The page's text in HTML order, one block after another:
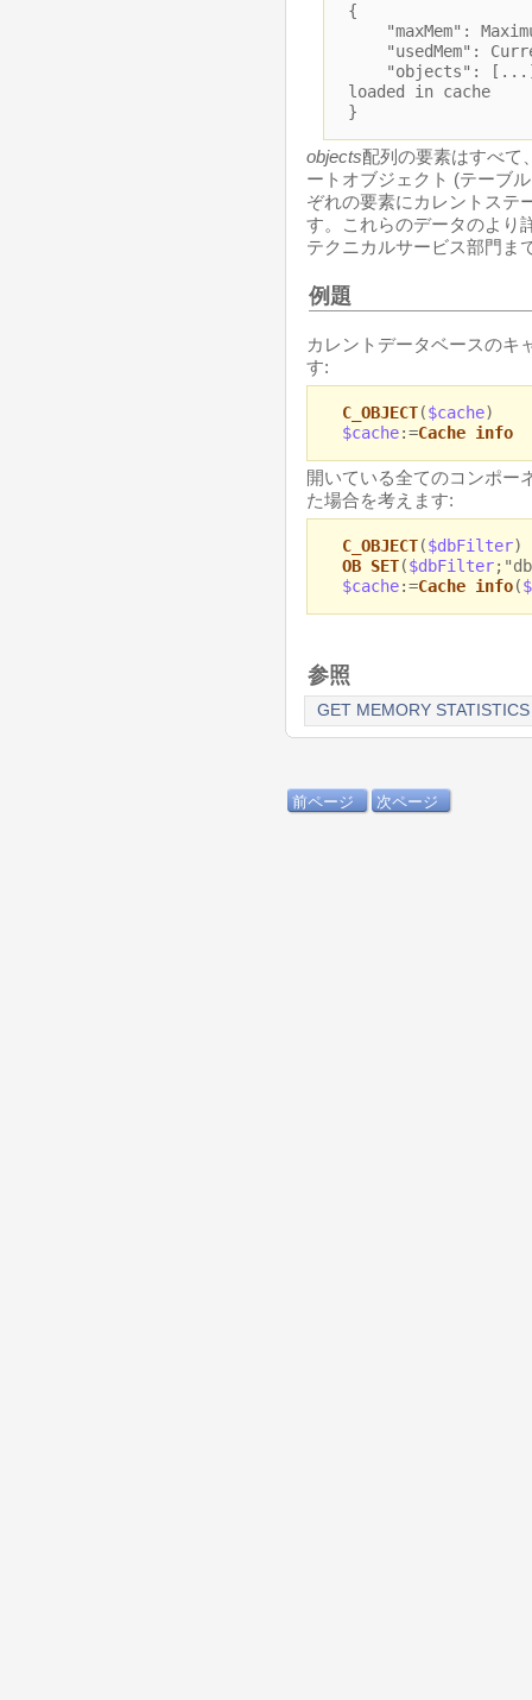
{
"maxMem":
"usedMem":
"objects": [...]
loaded in cache
}
objects配列の要素はすべて
ートオブジェクト (テーブ
ぞれの要素にカレントステ
す。これらのデータのより
テクニカルサービス部門ま
例題
カレントデータベースのキ
す:
C_OBJECT($cache)
$cache:=Cache info
開いている全てのコンポー
た場合を考えます:
C_OBJECT($dbFilter)
OB SET($dbFilter
$cache:=Cache info(
参照
GET MEMORY STATISTICS
前ページ 次ページ